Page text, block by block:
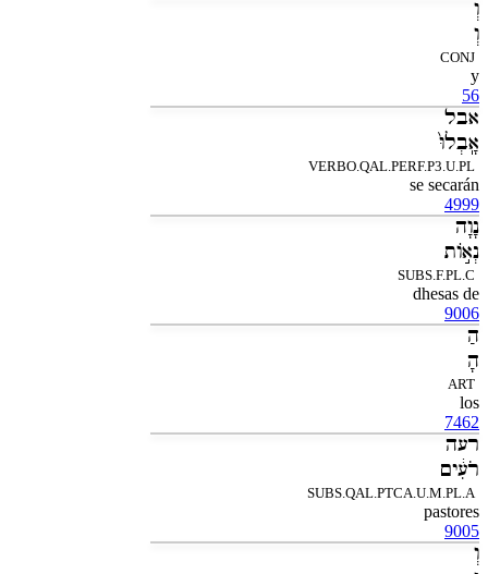
וְ
וְ
CONJ
y
56
אבל
אָֽבְלוּ֙
VERBO.QAL.PERF.P3.U.PL
se secarán
4999
נָוָה
נְאֹ֣ות
SUBS.F.PL.C
dhesas de
9006
הַ
הָ
ART
los
7462
רעה
רֹעִ֔ים
SUBS.QAL.PTCA.U.M.PL.A
pastores
9005
וְ